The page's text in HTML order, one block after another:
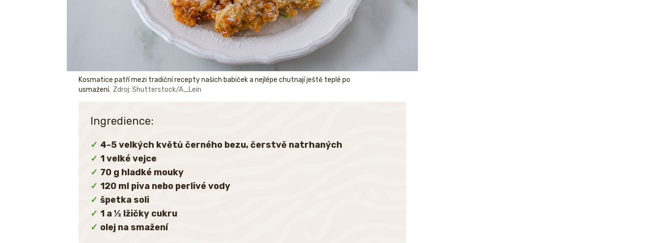
Kosmatice patří mezi tradiční recepty našich babiček a nejlépe chutnají ještě teplé po
usmažení. Zdroj: Shutterstock/A_Lein
Ingredience:
4-5 velkých květů černého bezu, čerstvě natrhaných
1 velké vejce
70 g hladké mouky
120 ml piva nebo perlivé vody
špetka soli
1 a ½ lžičky cukru
olej na smažení